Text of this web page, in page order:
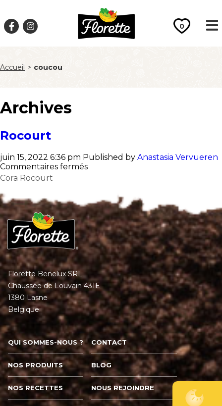
0
Accueil > coucou
Archives
Rocourt
juin 15, 2022 6:36 pm Published by Anastasia Vervueren
Commentaires ferméssur
Cora Rocourt
Florette Benelux SRL
Chaussée de Louvain 431E
1380 Lasne
Belgique
QUI SOMMES-NOUS ?
NOS PRODUITS
NOS RECETTES
CONTACT
BLOG
NOUS REJOINDRE